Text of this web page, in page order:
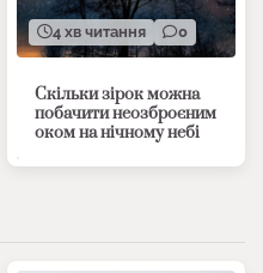
4 хв читання 0
Скільки зірок можна
побачити неозброєним
оком на нічному небі